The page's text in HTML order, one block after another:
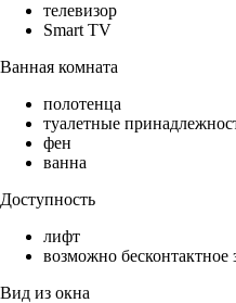
телевизор
Smart TV
Ванная комната
полотенца
туалетные
фен
ванна
Доступность
лифт
возможно бесконтактное
Вид из окна